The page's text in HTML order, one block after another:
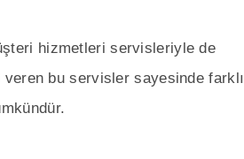
hizmetleri servisleriyle de
bu servisler sayesinde farklı